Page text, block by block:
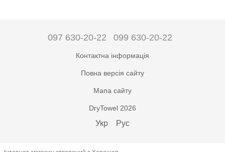
097 630-20-22 099 630-20-22
Контактна інформація
Повна версія сайту
Мапа сайту
DryTowel 2026
Укр Рус